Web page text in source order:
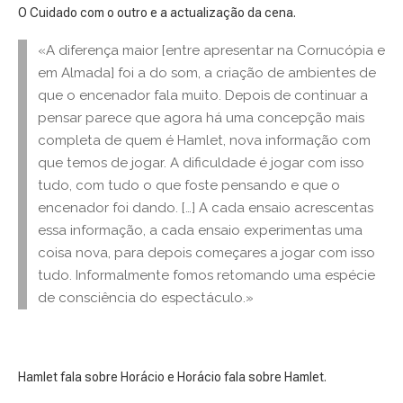
O Cuidado com o outro e a actualização da cena.
«A diferença maior [entre apresentar na Cornucópia e
em Almada] foi a do som, a criação de ambientes de
que o encenador fala muito. Depois de continuar a
pensar parece que agora há uma concepção mais
completa de quem é Hamlet, nova informação com
que temos de jogar. A dificuldade é jogar com isso
tudo, com tudo o que foste pensando e que o
encenador foi dando. […] A cada ensaio acrescentas
essa informação, a cada ensaio experimentas uma
coisa nova, para depois começares a jogar com isso
tudo. Informalmente fomos retomando uma espécie
de consciência do espectáculo.»
Hamlet fala sobre Horácio e Horácio fala sobre Hamlet.